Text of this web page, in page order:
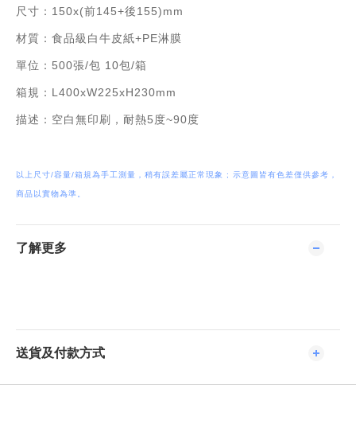
尺寸：150x(前145+後155)mm
材質：食品級白牛皮紙+PE淋膜
單位：500張/包 10包/箱
箱規：L400xW225xH230mm
描述：空白無印刷，耐熱5度~90度
以上尺寸/容量/箱規為手工測量，稍有誤差屬正常現象 ; 示意圖皆有色差僅供參考，
商品以實物為準。
了解更多
送貨及付款方式